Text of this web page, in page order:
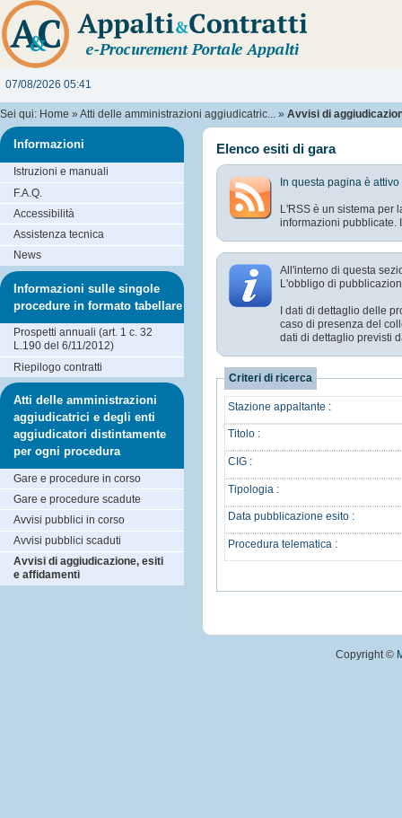
07/08/2026 05:41
Sei qui: Home » Atti delle amministrazioni aggiudicatric... » Avvisi di
Elenco esiti di gara
In questa pagina è
L'RSS è un sistema per
informazioni pubblicate.
All'interno di questa
L'obbligo di
I dati di dettaglio delle
caso di presenza del
dati di dettaglio previsti
Criteri di ricerca
Stazione appaltante :
Titolo :
CIG :
Tipologia :
Data pubblicazione esito :
Procedura telematica :
Informazioni
Istruzioni e manuali
F.A.Q.
Accessibilità
Assistenza tecnica
News
Informazioni sulle singole
procedure in formato tabellare
Prospetti annuali (art. 1 c. 32
L.190 del 6/11/2012)
Riepilogo contratti
Atti delle amministrazioni
aggiudicatrici e degli enti
aggiudicatori distintamente
per ogni procedura
Gare e procedure in corso
Gare e procedure scadute
Avvisi pubblici in corso
Avvisi pubblici scaduti
Avvisi di aggiudicazione, esiti
e affidamenti
Copyright ©